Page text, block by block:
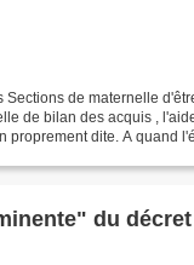
Sections de maternelle
de bilan des acquis ,
proprement dite. A quand
du